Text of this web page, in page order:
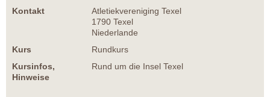
Kontakt
Atletiekvereniging Texel
1790 Texel
Niederlande
Kurs
Rundkurs
Kursinfos,
Hinweise
Rund um die Insel Texel